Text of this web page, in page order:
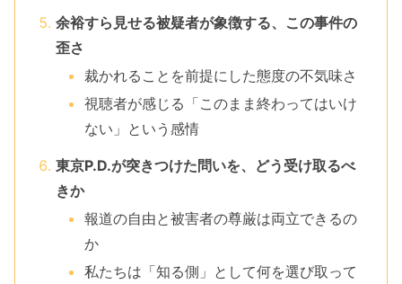
余裕すら見せる被疑者が象徴する、この事件の
歪さ
裁かれることを前提にした態度の不気味さ
視聴者が感じる「このまま終わってはいけ
ない」という感情
東京P.D.が突きつけた問いを、どう受け取るべ
きか
報道の自由と被害者の尊厳は両立できるの
か
私たちは「知る側」として何を選び取って